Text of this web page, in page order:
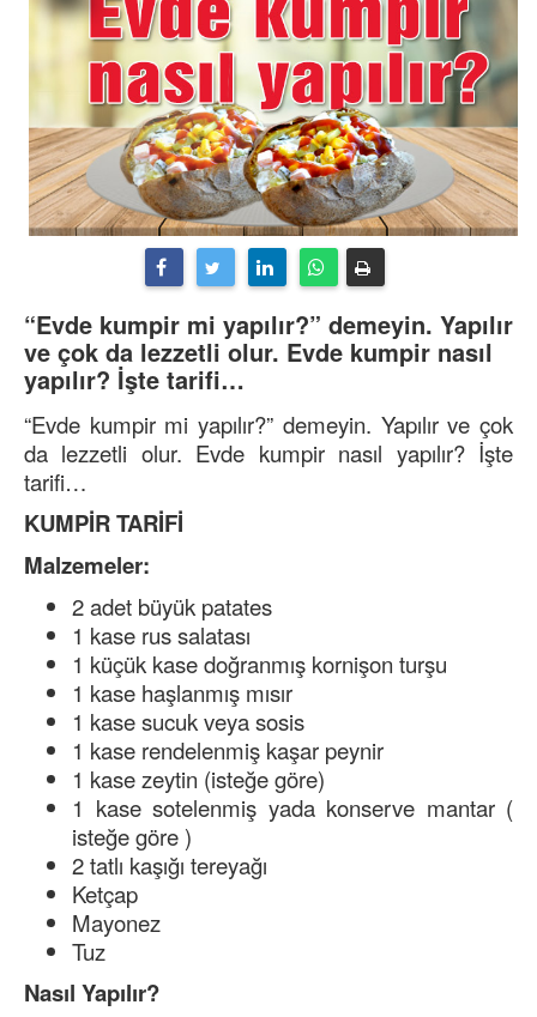
“Evde kumpir mi yapılır?” demeyin. Yapılır
ve çok da lezzetli olur. Evde kumpir nasıl
yapılır? İşte tarifi…
“Evde kumpir mi yapılır?” demeyin. Yapılır ve çok
da lezzetli olur. Evde kumpir nasıl yapılır? İşte
tarifi…
KUMPİR TARİFİ
Malzemeler:
2 adet büyük patates
1 kase rus salatası
1 küçük kase doğranmış kornişon turşu
1 kase haşlanmış mısır
1 kase sucuk veya sosis
1 kase rendelenmiş kaşar peynir
1 kase zeytin (isteğe göre)
1 kase sotelenmiş yada konserve mantar (
isteğe göre )
2 tatlı kaşığı tereyağı
Ketçap
Mayonez
Tuz
Nasıl Yapılır?